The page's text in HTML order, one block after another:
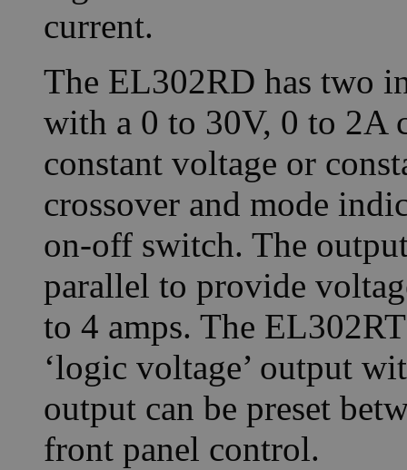
current.
The EL302RD has two
with a 0 to 30V, 0 to 2A
constant voltage or
crossover and mode
on-off switch. The
parallel to provide
to 4 amps. The
‘logic voltage’ output
output can be preset
front panel control.